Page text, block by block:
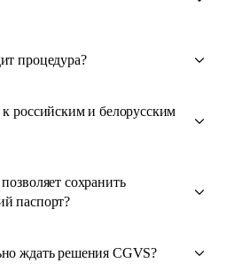
процедура?
российским и белорусским
сохранить
паспорт?
ждать решения CGVS?